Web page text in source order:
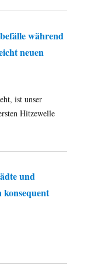
während
neuen
ist unser
Hitzewelle
und
konsequent